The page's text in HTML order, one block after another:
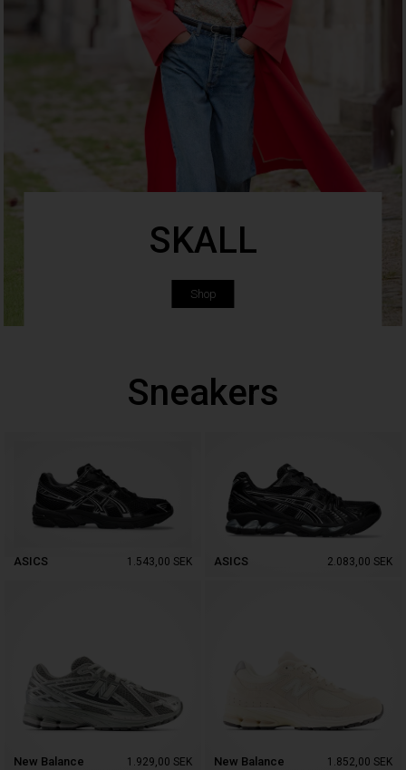
SKALL
Shop
Sneakers
ASICS 1.543,00 SEK ASICS 2.083,00 SEK
New Balance 1.929,00 SEK New Balance 1.852,00 SEK